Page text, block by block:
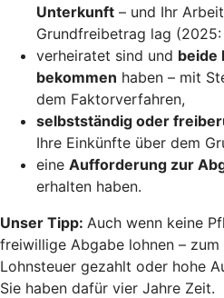
Unterkunft – und Ihr
Grundfreibetrag lag (2025:
verheiratet sind und beide
bekommen haben – mit
dem Faktorverfahren,
selbstständig oder
Ihre Einkünfte über dem
eine Aufforderung zur
erhalten haben.
Unser Tipp: Auch wenn keine
freiwillige Abgabe lohnen – zum
Lohnsteuer gezahlt oder hohe
Sie haben dafür vier Jahre Zeit.